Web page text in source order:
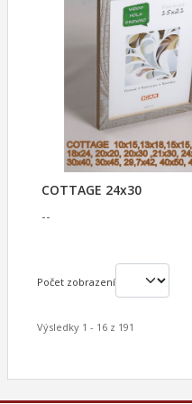
COTTAGE 24x30
--
Počet zobrazení
Výsledky 1 - 16 z 191